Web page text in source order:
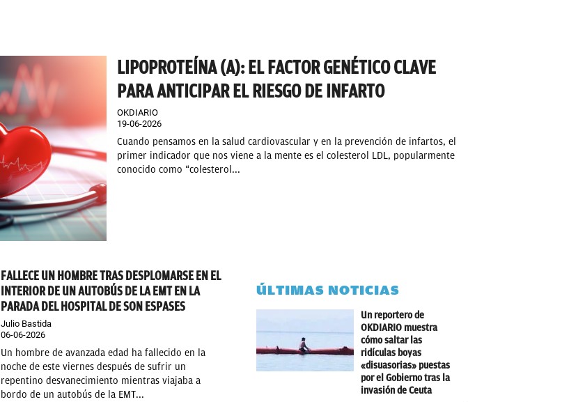
LIPOPROTEÍNA (A): EL FACTOR GENÉTICO CLAVE
PARA ANTICIPAR EL RIESGO DE INFARTO
OKDIARIO
19-06-2026
Cuando pensamos en la salud cardiovascular y en la prevención de infartos, el
primer indicador que nos viene a la mente es el colesterol LDL, popularmente
conocido como “colesterol...
FALLECE UN HOMBRE TRAS DESPLOMARSE EN EL
INTERIOR DE UN AUTOBÚS DE LA EMT EN LA
PARADA DEL HOSPITAL DE SON ESPASES
Julio Bastida
06-06-2026
Un hombre de avanzada edad ha fallecido en la
noche de este viernes después de sufrir un
repentino desvanecimiento mientras viajaba a
bordo de un autobús de la EMT...
ÚLTIMAS NOTICIAS
Un reportero de
OKDIARIO muestra
cómo saltar las
ridículas boyas
«disuasorias» puestas
por el Gobierno tras la
invasión de Ceuta